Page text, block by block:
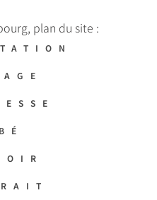
plan du site :